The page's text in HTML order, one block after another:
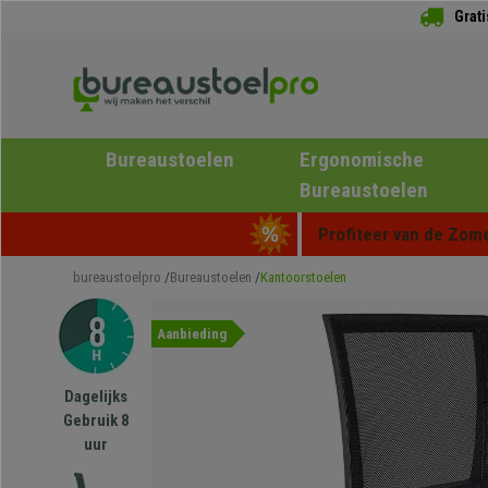
Bureaustoelen
Ergonomische
Bureaustoelen
Profiteer van de
bureaustoelpro Bureaustoelen Kantoorstoelen
Dagelijks
Gebruik 8
uur
Aanbieding